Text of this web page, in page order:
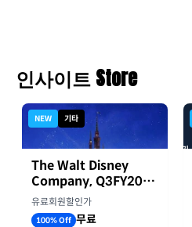
인사이트 Store
NEW 기타
The Walt Disney
Company, Q3FY2026
실적자료
유료회원할인가
100% Off 무료